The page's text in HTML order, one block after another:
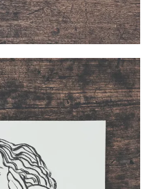
ンさんはクワ科のカジノ
ようなオセアニアの島々の